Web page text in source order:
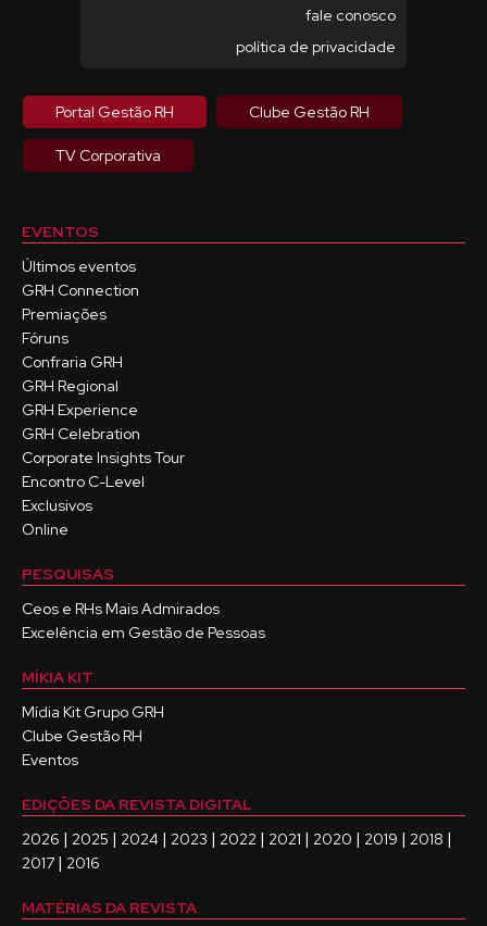
fale conosco
política de privacidade
Portal Gestão RH Clube Gestão RH
TV Corporativa
EVENTOS
Últimos eventos
GRH Connection
Premiações
Fóruns
Confraria GRH
GRH Regional
GRH Experience
GRH Celebration
Corporate Insights Tour
Encontro C-Level
Exclusivos
Online
PESQUISAS
Ceos e RHs Mais Admirados
Excelência em Gestão de Pessoas
MÍKIA KIT
Mídia Kit Grupo GRH
Clube Gestão RH
Eventos
EDIÇÕES DA REVISTA DIGITAL
2026 | 2025 | 2024 | 2023 | 2022 | 2021 | 2020 | 2019 | 2018 |
2017 | 2016
MATÉRIAS DA REVISTA